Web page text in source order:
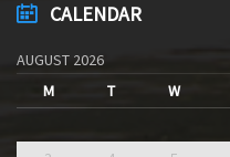
CALENDAR
AUGUST 2026
M
T W